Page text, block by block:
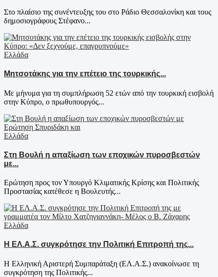
Στο πλαίσιο της συνέντευξης του στο Ράδιο Θεσσαλονίκη και τους
δημοσιογράφους Στέφανο...
Ελλάδα
Μητσοτάκης για την επέτειο της τουρκικής...
Με μήνυμα για τη συμπλήρωση 52 ετών από την τουρκική εισβολή
στην Κύπρο, ο πρωθυπουργός...
Ελλάδα
Στη Βουλή η απαξίωση των εποχικών πυροσβεστών
με...
Ερώτηση προς τον Υπουργό Κλιματικής Κρίσης και Πολιτικής
Προστασίας κατέθεσε η Βουλευτής...
Ελλάδα
Η ΕΛ.Α.Σ. συγκρότησε την Πολιτική Επιτροπή της...
Η Ελληνική Αριστερή Συμπαράταξη (ΕΛ.Α.Σ.) ανακοίνωσε τη
συγκρότηση της Πολιτικής...